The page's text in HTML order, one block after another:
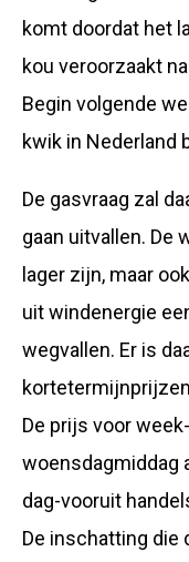
komt doordat het
kou veroorzaakt
Begin volgende
kwik in Nederland
De gasvraag zal
gaan uitvallen. De
lager zijn, maar
uit windenergie
wegvallen. Er is
De prijs voor
woensdagmiddag
dag-vooruit
De inschatting die